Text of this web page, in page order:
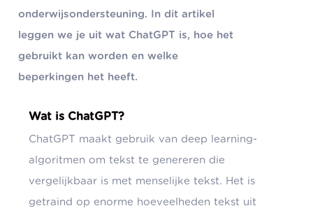
onderwijsondersteuning. In dit artikel
leggen we je uit wat ChatGPT is, hoe het
gebruikt kan worden en welke
beperkingen het heeft.
Wat is ChatGPT?
ChatGPT maakt gebruik van deep learning-
algoritmen om tekst te genereren die
vergelijkbaar is met menselijke tekst. Het is
getraind op enorme hoeveelheden tekst uit